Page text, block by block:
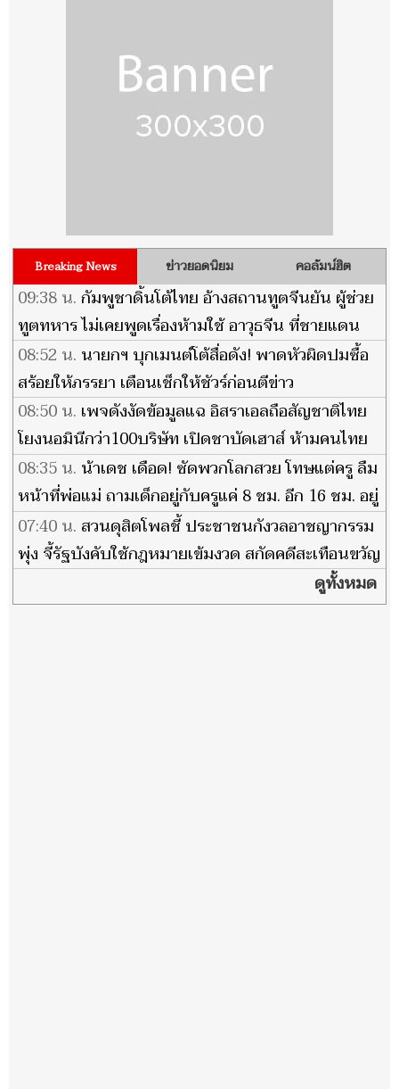
Breaking News ข่าวยอดนิยม คอลัมน์ฮิต
09:38 น.กัมพูชาดิ้นโต้ไทย อ้างสถานทูตจีนยัน ผู้ช่วย
ทูตทหาร ไม่เคยพูดเรื่องห้ามใช้ อาวุธจีน ที่ชายแดน
08:52 น. นายกฯ บุกเมนต์โต้สื่อดัง! พาดหัวผิดปมซื้อ
สร้อยให้ภรรยา เตือนเช็กให้ชัวร์ก่อนตีข่าว
08:50 น. เพจดังงัดข้อมูลแฉ อิสราเอลถือสัญชาติไทย
โยงนอมินีกว่า100บริษัท เปิดชาบัดเฮาส์ ห้ามคนไทย
เข้า
08:35 น. น้าเดช เดือด! ซัดพวกโลกสวย โทษแต่ครู ลืม
หน้าที่พ่อแม่ ถามเด็กอยู่กับครูแค่ 8 ชม. อีก 16 ชม. อยู่
กับใคร?
07:40 น. สวนดุสิตโพลชี้ ประชาชนกังวลอาชญากรรม
พุ่ง จี้รัฐบังคับใช้กฎหมายเข้มงวด สกัดคดีสะเทือนขวัญ
ดูทั้งหมด